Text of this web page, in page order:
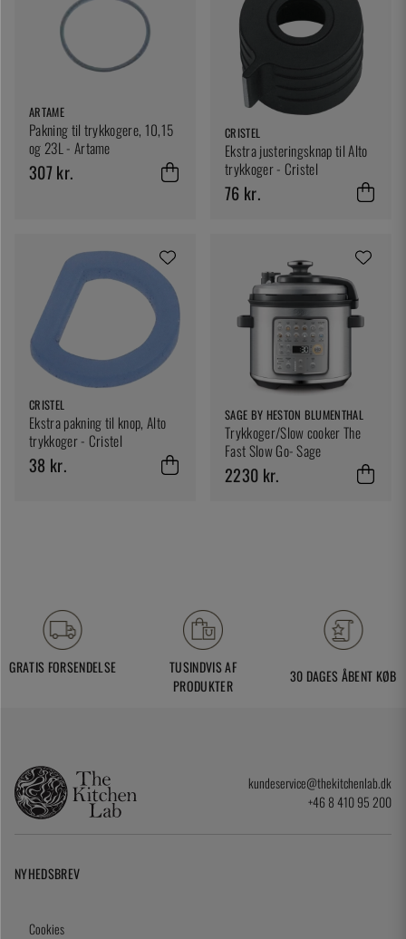
ARTAME
Pakning til trykkogere, 10,15
og 23L - Artame
307 kr.
CRISTEL
Ekstra justeringsknap til Alto
trykkoger - Cristel
76 kr.
CRISTEL
Ekstra pakning til knop, Alto
trykkoger - Cristel
38 kr.
SAGE BY HESTON BLUMENTHAL
Trykkoger/Slow cooker The
Fast Slow Go- Sage
2230 kr.
GRATIS FORSENDELSE
TUSINDVIS AF
PRODUKTER
30 DAGES ÅBENT KØB
kundeservice@thekitchenlab.dk
+46 8 410 95 200
NYHEDSBREV
Cookies